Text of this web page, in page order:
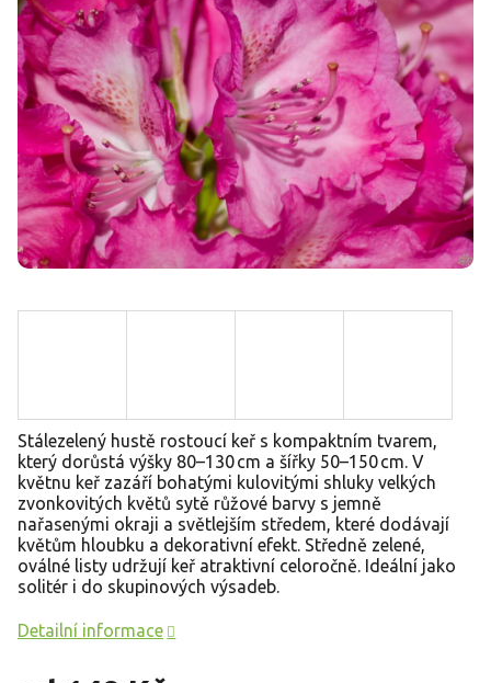
Stálezelený hustě rostoucí keř s kompaktním tvarem,
který dorůstá výšky 80–130 cm a šířky 50–150 cm. V
květnu keř zazáří bohatými kulovitými shluky velkých
zvonkovitých květů sytě růžové barvy s jemně
nařasenými okraji a světlejším středem, které dodávají
květům hloubku a dekorativní efekt. Středně zelené,
oválné listy udržují keř atraktivní celoročně. Ideální jako
solitér i do skupinových výsadeb.
Detailní informace